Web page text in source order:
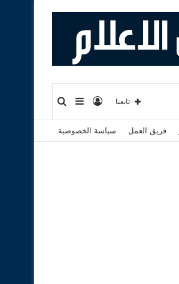
إضافة
عمود
تسجيل
الدخول
تابعنا
فريق العمل سياسة الخصوصية